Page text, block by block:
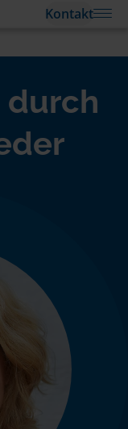
Kontakt
durch